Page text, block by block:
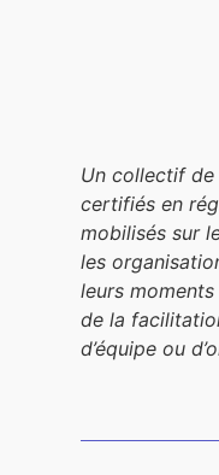
Un collectif
certifiés en
mobilisés sur
les
leurs
de la
d’équipe ou